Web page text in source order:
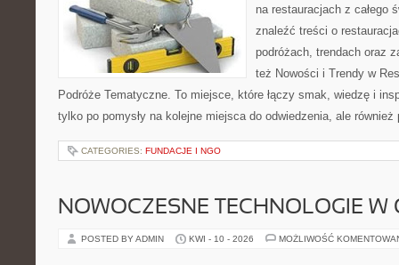
na restauracjach z całego
znaleźć treści o
podróżach, trendach oraz
też Nowości i Trendy w
Podróże Tematyczne. To miejsce, które łączy smak, wiedzę i
tylko po pomysły na kolejne miejsca do odwiedzenia, ale
CATEGORIES: FUNDACJE I NGO
NOWOCZESNE TECHNOLOGIE W
POSTED BY ADMIN KWI - 10 - 2026 MOŻLIWOŚĆ